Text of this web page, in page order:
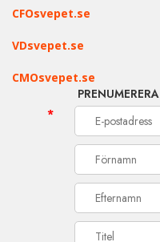
CFOsvepet.se
VDsvepet.se
CMOsvepet.se
PRENUMERERA
*